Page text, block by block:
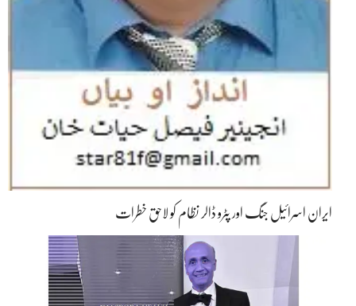
ایران اسرائیل جنگ اور پٹرو ڈالر نظام کو لاحق خطرات